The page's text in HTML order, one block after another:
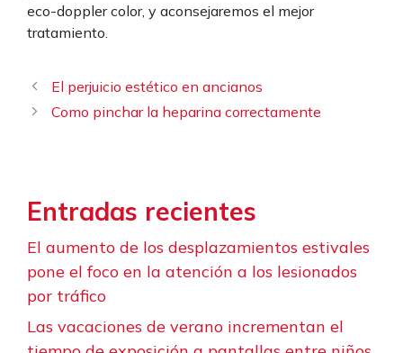
eco-doppler color, y aconsejaremos el mejor
tratamiento.
El perjuicio estético en ancianos
Como pinchar la heparina correctamente
Entradas recientes
El aumento de los desplazamientos estivales
pone el foco en la atención a los lesionados
por tráfico
Las vacaciones de verano incrementan el